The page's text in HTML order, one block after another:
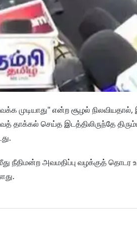
முடியாது" என்ற சூழல்
செய்த இடத்திலிருந்தே
நீதிமன்ற அவமதிப்பு வழக்குத் தொடர